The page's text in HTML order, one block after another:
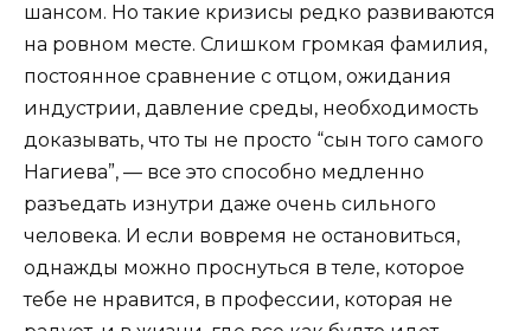
шансом. Но такие кризисы редко развиваются
на ровном месте. Слишком громкая фамилия,
постоянное сравнение с отцом, ожидания
индустрии, давление среды, необходимость
доказывать, что ты не просто “сын того самого
Нагиева”, — все это способно медленно
разъедать изнутри даже очень сильного
человека. И если вовремя не остановиться,
однажды можно проснуться в теле, которое
тебе не нравится, в профессии, которая не